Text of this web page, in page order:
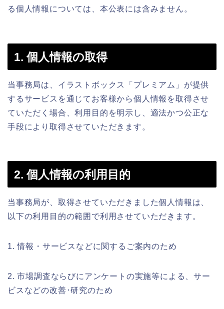
る個人情報については、本公表には含みません。
1. 個人情報の取得
当事務局は、イラストボックス「プレミアム」が提供
するサービスを通じてお客様から個人情報を取得させ
ていただく場合、利用目的を明示し、適法かつ公正な
手段により取得させていただきます。
2. 個人情報の利用目的
当事務局が、取得させていただきました個人情報は、
以下の利用目的の範囲で利用させていただきます。
1. 情報・サービスなどに関するご案内のため
2. 市場調査ならびにアンケートの実施等による、サー
ビスなどの改善･研究のため